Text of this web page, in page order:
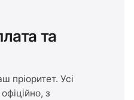
та
пріоритет. Усі
з